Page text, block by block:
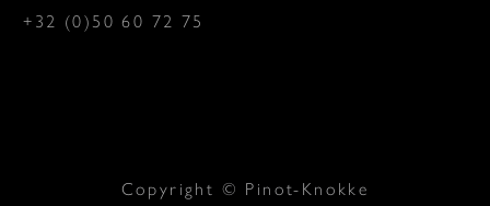
+32 (0)50 60 72 75
Copyright © Pinot-Knokke